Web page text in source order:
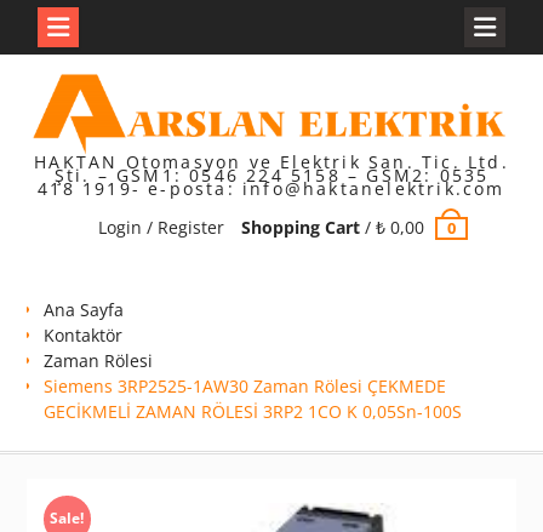
content
HAKTAN Otomasyon ve Elektrik San. Tic. Ltd.
Şti. – GSM1: 0546 224 5158 – GSM2: 0535
418 1919- e-posta: info@haktanelektrik.com
Login / Register
Shopping Cart/ ₺0,00 0
Ana Sayfa
Kontaktör
Zaman Rölesi
Siemens 3RP2525-1AW30 Zaman Rölesi ÇEKMEDE
GECİKMELİ ZAMAN RÖLESİ 3RP2 1CO K 0,05Sn-100S
Sale!